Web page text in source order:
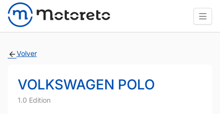
Volver
VOLKSWAGEN POLO
1.0 Edition